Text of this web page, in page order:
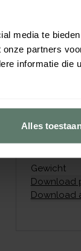
media te
partners
informatie die
Alles
EAN
Lengte
Gewicht
Download
Download